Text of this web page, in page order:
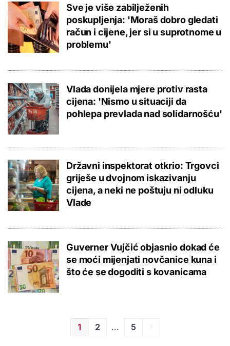
Sve je više zabilježenih
poskupljenja: 'Moraš dobro gledati
račun i cijene, jer si u suprotnome u
problemu'
Vlada donijela mjere protiv rasta
cijena: 'Nismo u situaciji da
pohlepa prevlada nad solidarnošću'
Državni inspektorat otkrio: Trgovci
griješe u dvojnom iskazivanju
cijena, a neki ne poštuju ni odluku
Vlade
Guverner Vujčić objasnio dokad će
se moći mijenjati novčanice kuna i
što će se dogoditi s kovanicama
1 2 ... 5